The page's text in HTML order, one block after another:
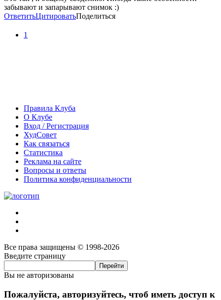
забывают и запарывают снимок :)
ОтветитьЦитироватьПоделиться
1
Правила Клуба
О Клубе
Вход / Регистрация
ХудСовет
Как связаться
Статистика
Реклама на сайте
Вопросы и ответы
Политика конфиденциальности
Все права защищены © 1998-2026
Введите страницу
Вы не авторизованы
Пожалуйста, авторизуйтесь, чтоб иметь доступ к